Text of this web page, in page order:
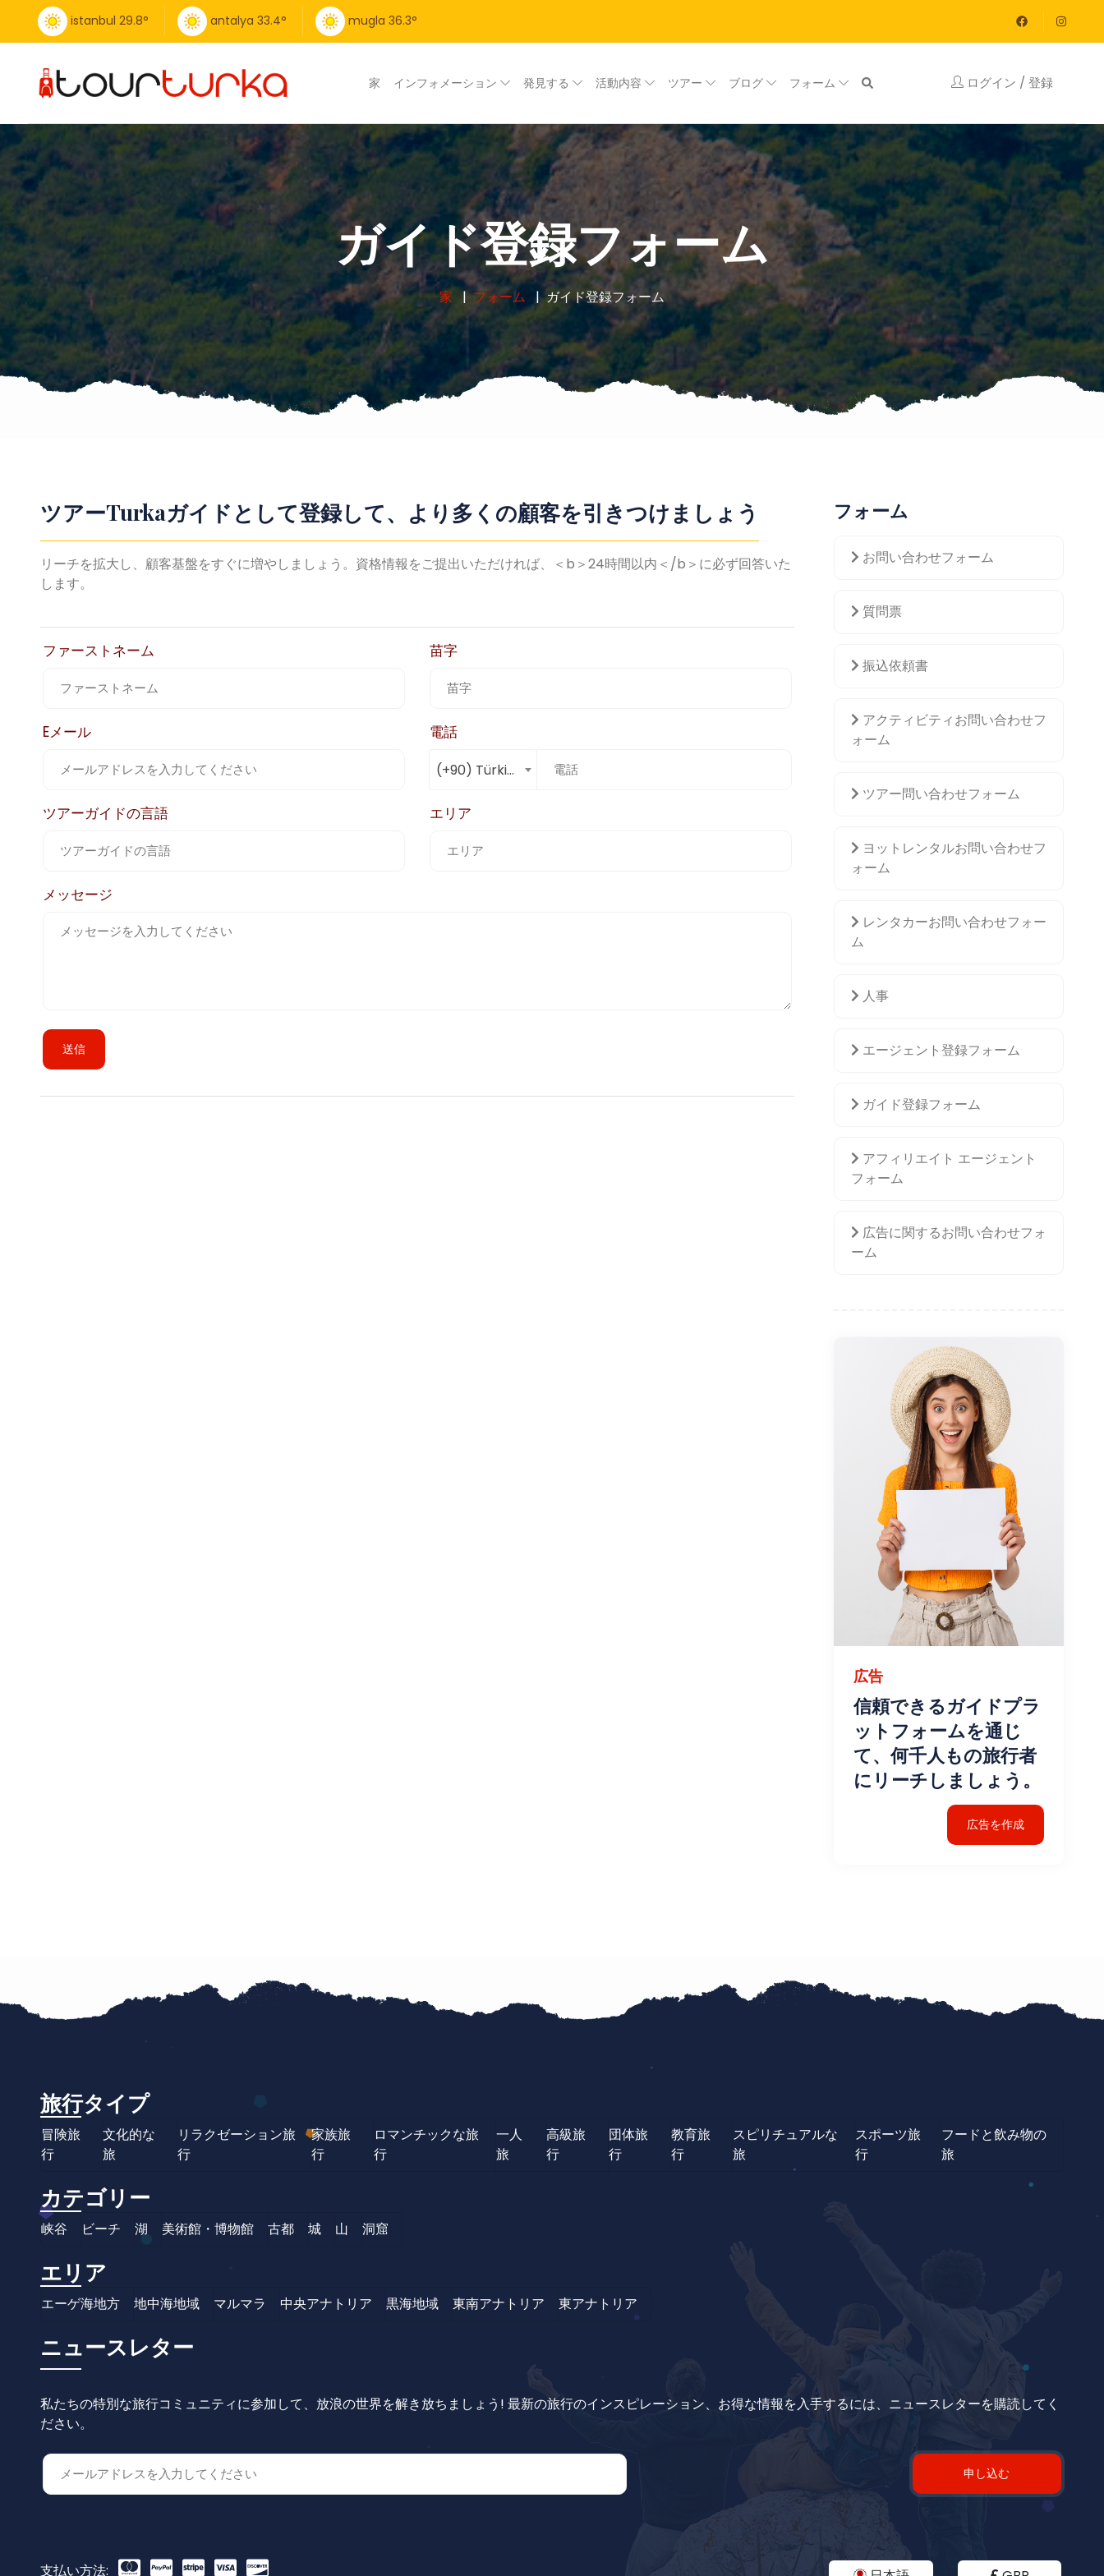
istanbul 29.8° antalya 33.4° mugla 36.3°
家 インフォメーション 発見する 活動内容 ツアー ブログ フォーム ログイン / 登録
ガイド登録フォーム
家 フォーム ガイド登録フォーム
ツアーTurkaガイドとして登録して、より多くの顧客を引きつけましょう
リーチを拡大し、顧客基盤をすぐに増やしましょう。資格情報をご提出いただければ、＜b＞24時間以内＜/b＞に必ず回答いた
します。
ファーストネーム 苗字
Eメール 電話
(+90) Türkiye
ツアーガイドの言語 エリア
メッセージ
送信
フォーム
お問い合わせフォーム
質問票
振込依頼書
アクティビティお問い合わせフ
ォーム
ツアー問い合わせフォーム
ヨットレンタルお問い合わせフ
ォーム
レンタカーお問い合わせフォー
ム
人事
エージェント登録フォーム
ガイド登録フォーム
アフィリエイト エージェント
フォーム
広告に関するお問い合わせフォ
ーム
広告
信頼できるガイドプラ
ットフォームを通じ
て、何千人もの旅行者
にリーチしましょう。
広告を作成
旅行タイプ
冒険旅
行
文化的な
旅
リラクゼーション旅
行
家族旅
行
ロマンチックな旅
行
一人
旅
高級旅
行
団体旅
行
教育旅
行
スピリチュアルな
旅
スポーツ旅
行
フードと飲み物の
旅
カテゴリー
峡谷 ビーチ 湖 美術館・博物館 古都 城 山 洞窟
エリア
エーゲ海地方 地中海地域 マルマラ 中央アナトリア 黒海地域 東南アナトリア 東アナトリア
ニュースレター
私たちの特別な旅行コミュニティに参加して、放浪の世界を解き放ちましょう! 最新の旅行のインスピレーション、お得な情報を入手するには、ニュースレターを購読してく
ださい。
申し込む
支払い方法: